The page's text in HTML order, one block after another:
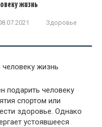
жизнь
Здоровье
жизнь
подарить человеку
спортом или
здоровье. Однако
устоявшееся